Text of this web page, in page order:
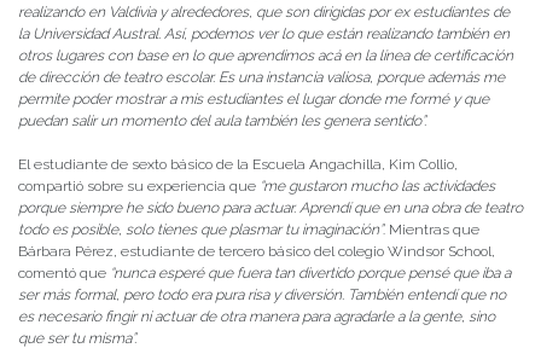
realizando en Valdivia y alrededores, que son dirigidas por ex estudiantes de
la Universidad Austral. Así, podemos ver lo que están realizando también en
otros lugares con base en lo que aprendimos acá en la línea de certificación
de dirección de teatro escolar. Es una instancia valiosa, porque además me
permite poder mostrar a mis estudiantes el lugar donde me formé y que
puedan salir un momento del aula también les genera sentido”.
El estudiante de sexto básico de la Escuela Angachilla, Kim Collio,
compartió sobre su experiencia que “me gustaron mucho las actividades
porque siempre he sido bueno para actuar. Aprendí que en una obra de teatro
todo es posible, solo tienes que plasmar tu imaginación”. Mientras que
Bárbara Pérez, estudiante de tercero básico del colegio Windsor School,
comentó que “nunca esperé que fuera tan divertido porque pensé que iba a
ser más formal, pero todo era pura risa y diversión. También entendí que no
es necesario fingir ni actuar de otra manera para agradarle a la gente, sino
que ser tu misma”.